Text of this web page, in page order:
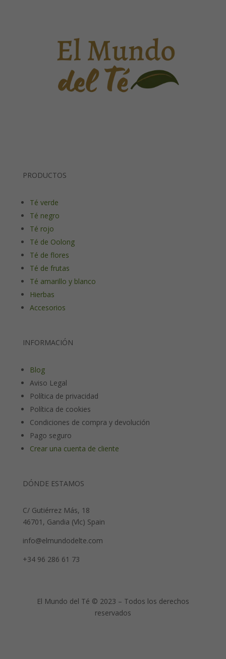
PRODUCTOS
Té verde
Té negro
Té rojo
Té de Oolong
Té de flores
Té de frutas
Té amarillo y blanco
Hierbas
Accesorios
INFORMACIÓN
Blog
Aviso Legal
Política de privacidad
Política de cookies
Condiciones de compra y devolución
Pago seguro
Crear una cuenta de cliente
DÓNDE ESTAMOS
C/ Gutiérrez Más, 18
46701, Gandia (Vlc) Spain
info@elmundodelte.com
+34 96 286 61 73
El Mundo del Té © 2023 – Todos los derechos
reservados